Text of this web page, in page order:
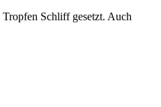
Schliff gesetzt. Auch